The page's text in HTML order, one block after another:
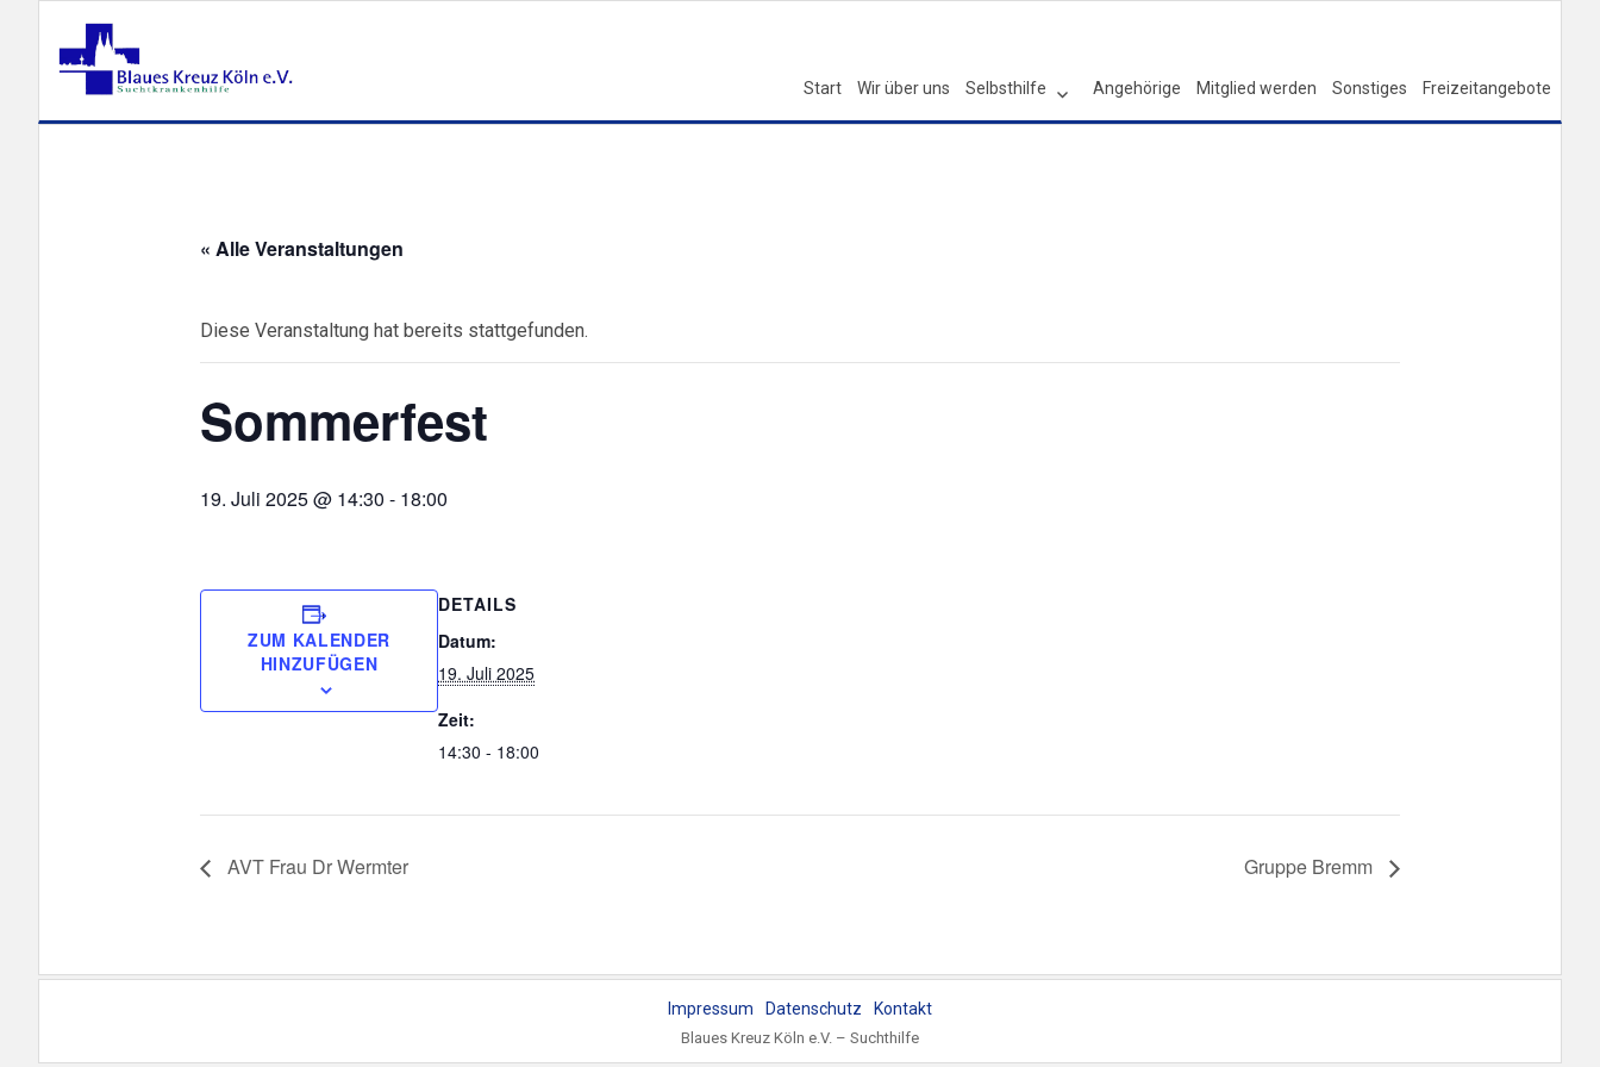
Start Wir über uns Selbsthilfe Angehörige Mitglied werden Sonstiges Freizeitangebote
« Alle Veranstaltungen
Diese Veranstaltung hat bereits stattgefunden.
Sommerfest
19. Juli 2025 @ 14:30 - 18:00
ZUM KALENDER
HINZUFÜGEN
DETAILS
Datum:
19. Juli 2025
Zeit:
14:30 - 18:00
AVT Frau Dr Wermter Gruppe Bremm
Impressum Datenschutz Kontakt
Blaues Kreuz Köln e.V. – Suchthilfe